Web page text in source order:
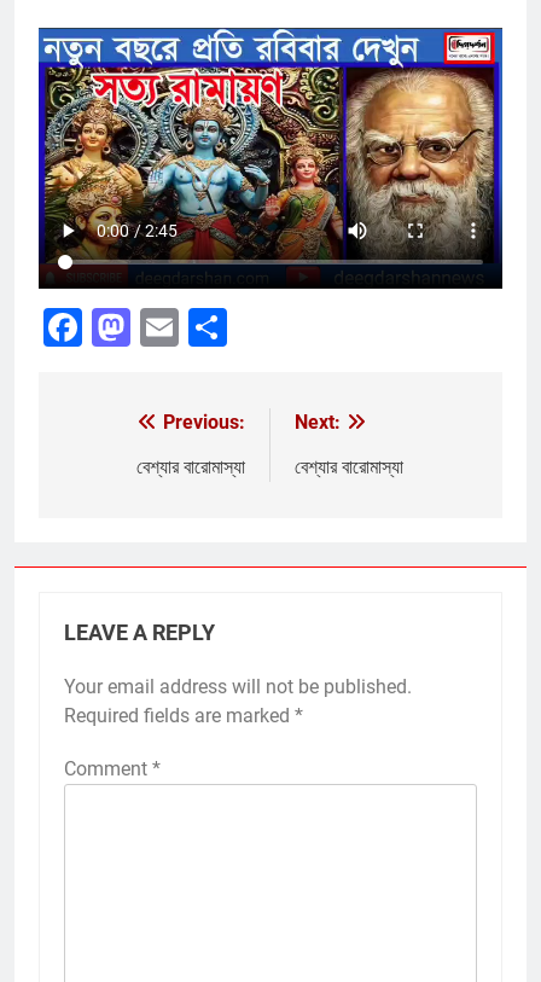
Facebook
Mastodon
Email
navigation
Previous:
বেশ্যার বারোমাস্যা
Next:
বেশ্যার বারোমাস্যা
LEAVE A REPLY
Your email address will not be published.
Required fields are marked *
Comment *